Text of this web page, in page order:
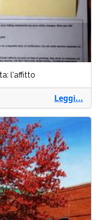
l'affitto
Leggi...